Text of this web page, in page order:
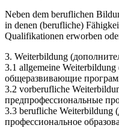
Neben dem beruflichen
in denen (berufliche)
Qualifikationen erworben
3. Weiterbildung
3.1 allgemeine
общеразвивающие
3.2 vorberufliche
предпрофессиональные
3.3 berufliche Weiterbildung
профессиональное